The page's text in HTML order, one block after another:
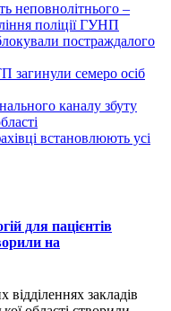
неповнолітнього –
поліції ГУНП
постраждалого
загинули семеро осіб
каналу збуту
встановлюють усі
для пацієнтів
на
відділеннях закладів